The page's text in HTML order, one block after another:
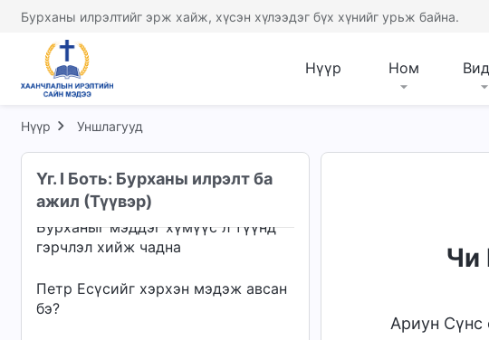
Бурханы илрэлтийг эрж хайж, хүсэн хүлээдэг бүх хүнийг урьж байна.
Нүүр Ном
Нүүр Уншлагууд
Үг. I Боть: Бурханы илрэлт ба
ажил (Түүвэр)
Зовлонт шалгалтыг туулснаар л
Бурханы хайр татам байдлыг
мэдэж болно
Бурханд итгэж буй хэрэг
тухай товч яриа
Бурханыг мэддэг хүмүүс л түүнд
гэрчлэл хийж чадна
Петр Есүсийг хэрхэн мэдэж авсан
бэ?
Чи
Ариун Сүнс